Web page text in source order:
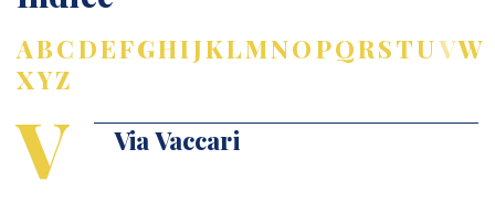
ABCDEFGHIJKLMNOPQRSTUVW
XYZ
V Via Vaccari